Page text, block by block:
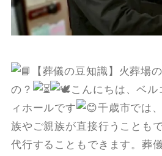
【葬儀の豆知識】火葬場
の？
こんにちは、ベ
ィホールです
千歳市では
族やご親族が直接行うことも
代行することもできます。葬